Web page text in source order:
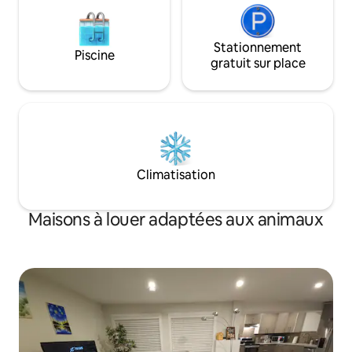
Piscine
Stationnement
gratuit sur place
Climatisation
Maisons à louer adaptées aux animaux